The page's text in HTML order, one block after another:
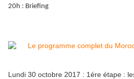
20h : Briefing
Lundi 30 octobre 2017 : 1ére étape :